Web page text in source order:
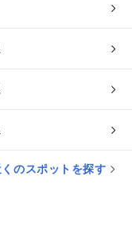
のスポットを探す